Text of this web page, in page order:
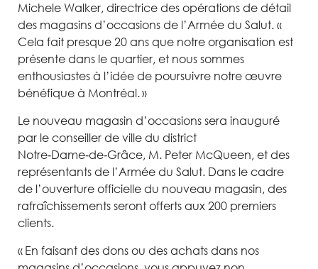
Michele Walker, directrice des opérations de détail
des magasins d’occasions de l’Armée du Salut. «
Cela fait presque 20 ans que notre organisation est
présente dans le quartier, et nous sommes
enthousiastes à l’idée de poursuivre notre œuvre
bénéfique à Montréal. »
Le nouveau magasin d’occasions sera inauguré
par le conseiller de ville du district
Notre‑Dame‑de‑Grâce, M. Peter McQueen, et des
représentants de l’Armée du Salut. Dans le cadre
de l’ouverture officielle du nouveau magasin, des
rafraîchissements seront offerts aux 200 premiers
clients.
« En faisant des dons ou des achats dans nos